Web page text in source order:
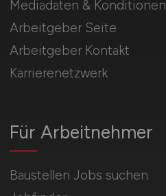
Für Arbeitnehmer
Baustellen Jobs suchen
Mediadaten & Konditionen
Arbeitgeber Seite
Arbeitgeber Kontakt
Karrierenetzwerk